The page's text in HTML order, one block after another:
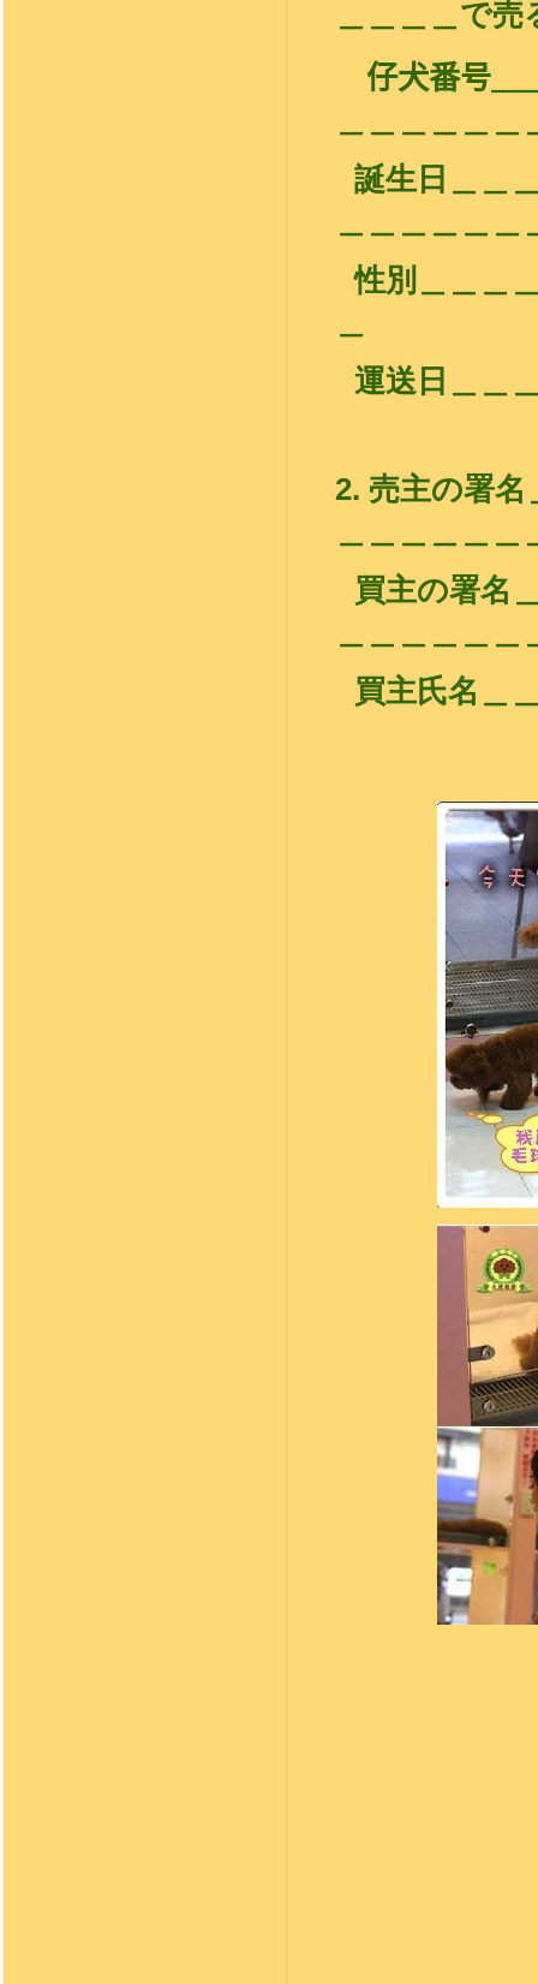
＿＿＿＿で売
仔犬番号＿
誕生日＿＿
性別＿＿＿
運送日＿＿
2. 売主の署
買主の署
買主氏名＿